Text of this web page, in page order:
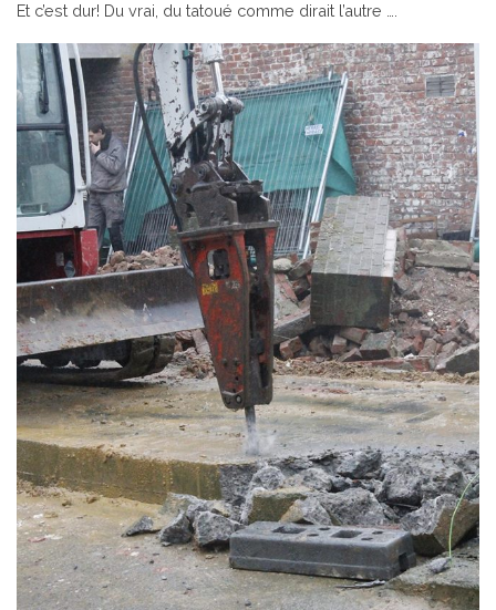
Et c’est dur! Du vrai, du tatoué comme dirait l’autre ….